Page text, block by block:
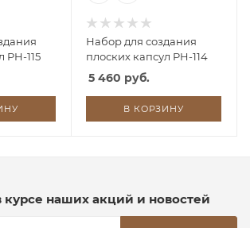
PH-115
Набор для создания
плоских капсул PH-114
5 460 руб.
В КОРЗИНУ
курсе наших акций и новостей